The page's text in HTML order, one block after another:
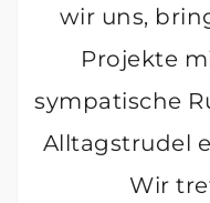
wir uns,
Projekte
sympatische
Alltagstrudel
Wir